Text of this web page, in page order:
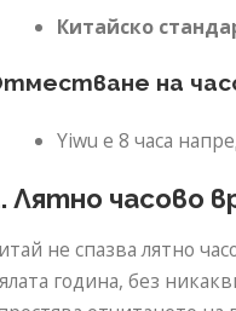
Китайско
на
Yiwu е 8 часа
Лятно часово
не спазва лятно
година, без